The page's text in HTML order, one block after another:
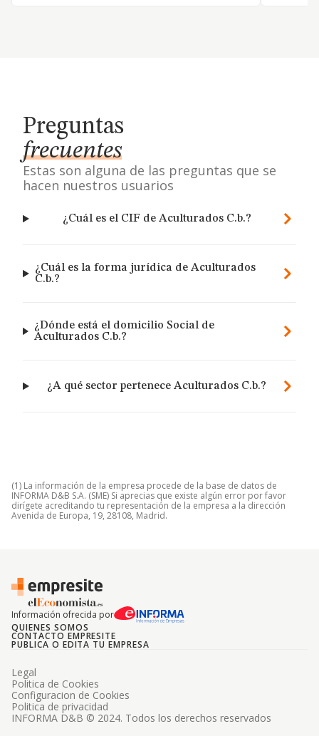
Preguntas
frecuentes
Estas son alguna de las preguntas que se
hacen nuestros usuarios
¿Cuál es el CIF de Aculturados C.b.?
¿Cuál es la forma jurídica de Aculturados
C.b.?
¿Dónde está el domicilio Social de
Aculturados C.b.?
¿A qué sector pertenece Aculturados C.b.?
(1) La información de la empresa procede de la base de datos de
INFORMA D&B S.A. (SME) Si aprecias que existe algún error por favor
dirígete acreditando tu representación de la empresa a la dirección
Avenida de Europa, 19, 28108, Madrid.
Información ofrecida por
QUIENES SOMOS
CONTACTO EMPRESITE
PUBLICA O EDITA TU EMPRESA
INFORMA D&B © 2024. Todos los derechos reservados
Legal
Politica de Cookies
Configuracion de Cookies
Politica de privacidad